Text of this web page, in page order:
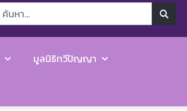
มูลนิธิทวีปัญญา